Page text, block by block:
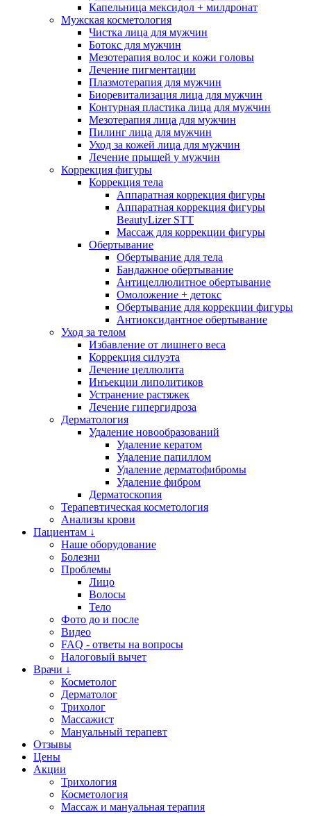
Капельница мексидол + милдронат
Мужская косметология
Чистка лица для мужчин
Ботокс для мужчин
Мезотерапия волос и кожи головы
Лечение пигментации
Плазмотерапия для мужчин
Биоревитализация лица для мужчин
Контурная пластика лица для мужчин
Мезотерапия лица для мужчин
Пилинг лица для мужчин
Уход за кожей лица для мужчин
Лечение прыщей у мужчин
Коррекция фигуры
Коррекция тела
Аппаратная коррекция фигуры
Аппаратная коррекция фигуры
BeautyLizer STT
Массаж для коррекции фигуры
Обертывание
Обертывание для тела
Бандажное обертывание
Антицеллюлитное обертывание
Омоложение + детокс
Обертывание для коррекции фигуры
Антиоксидантное обертывание
Уход за телом
Избавление от лишнего веса
Коррекция силуэта
Лечение целлюлита
Инъекции липолитиков
Устранение растяжек
Лечение гипергидроза
Дерматология
Удаление новообразований
Удаление кератом
Удаление папиллом
Удаление дерматофибромы
Удаление фибром
Дерматоскопия
Терапевтическая косметология
Анализы крови
Пациентам ↓
Наше оборудование
Болезни
Проблемы
Лицо
Волосы
Тело
Фото до и после
Видео
FAQ - ответы на вопросы
Налоговый вычет
Врачи ↓
Косметолог
Дерматолог
Трихолог
Массажист
Мануальный терапевт
Отзывы
Цены
Акции
Трихология
Косметология
Массаж и мануальная терапия